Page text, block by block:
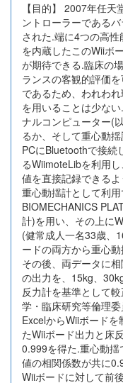
【目的】 2007年任
ントローラーである
された.端に4つの高
を内蔵したこのWiiボ
が期待できる.臨床の
ランスの客観的評価
であるため、われわ
を用いることは少な
ナルコンピューター(
るか、そして重心動
PCにBluetoothで接続
るWiimoteLibを利用
値を直接記録できる
重心動揺計として利
BIOMECHANICS
計)を用い、その上に
(健常成人一名33歳、
ードの両方から重心
その後、両データに
の出力を、15kg、
反力計を基準として
学・臨床研究等倫理
ExcelからWiiボード
たWiiボード出力と床
0.999を得た.重心動
値の相関係数が共に
Wiiボードに対して前